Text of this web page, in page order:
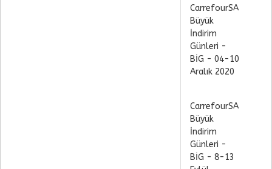
CarrefourSA
Büyük
İndirim
Günleri -
BİG - 04-10
Aralık 2020
CarrefourSA
Büyük
İndirim
Günleri -
BİG - 8-13